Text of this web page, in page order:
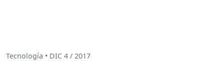
Tecnología • DIC 4 / 2017